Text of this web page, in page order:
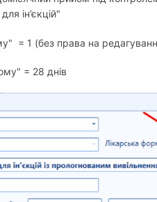
ін’єкцій"
= 1 (без права на
= 28 днів